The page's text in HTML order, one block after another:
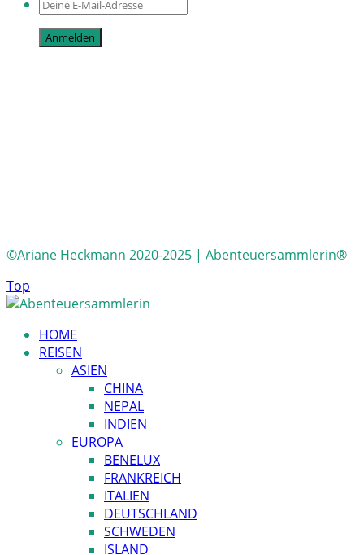
©Ariane Heckmann 2020-2025 | Abenteuersammlerin®
Top
HOME
REISEN
ASIEN
CHINA
NEPAL
INDIEN
EUROPA
BENELUX
FRANKREICH
ITALIEN
DEUTSCHLAND
SCHWEDEN
ISLAND